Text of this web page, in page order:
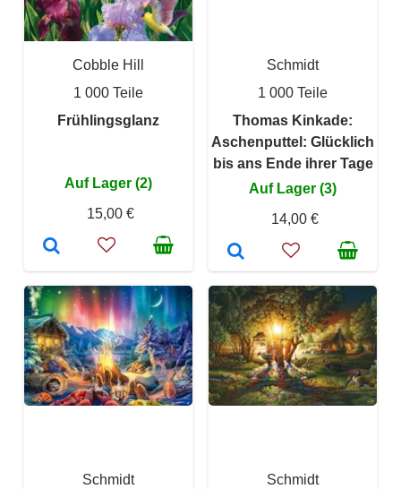
Cobble Hill
1 000 Teile
Frühlingsglanz
Auf Lager (2)
15,00 €
Schmidt
1 000 Teile
Thomas Kinkade:
Aschenputtel: Glücklich
bis ans Ende ihrer Tage
Auf Lager (3)
14,00 €
Schmidt
Schmidt